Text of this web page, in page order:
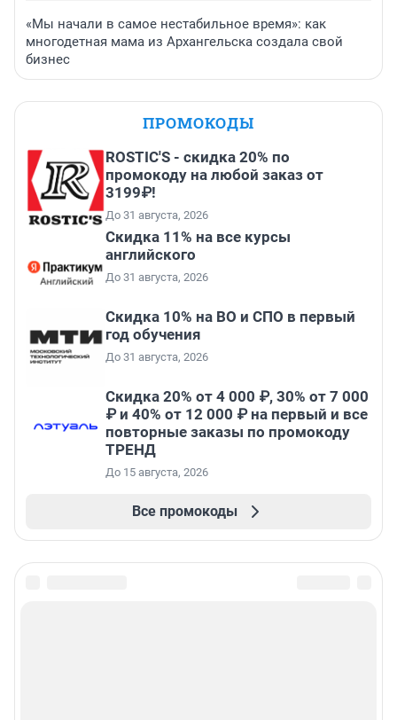
«Мы начали в самое нестабильное время»: как
многодетная мама из Архангельска создала свой
бизнес
ПРОМОКОДЫ
ROSTIC'S - скидка 20% по
промокоду на любой заказ от
3199₽!
До 31 августа, 2026
Скидка 11% на все курсы
английского
До 31 августа, 2026
Скидка 10% на ВО и СПО в первый
год обучения
До 31 августа, 2026
Скидка 20% от 4 000 ₽, 30% от 7 000
₽ и 40% от 12 000 ₽ на первый и все
повторные заказы по промокоду
ТРЕНД
До 15 августа, 2026
Все промокоды